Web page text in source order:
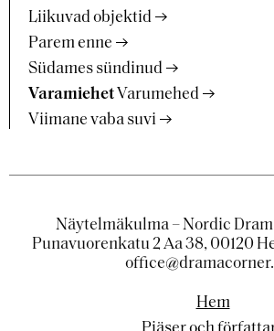
Liikuvad objektid
Parem enne
Südames sündinud
Varamiehet Varumehed
Viimane vaba suvi
Näytelmäkulma – Nordic
Punavuorenkatu 2 Aa 38, 00120
Hem